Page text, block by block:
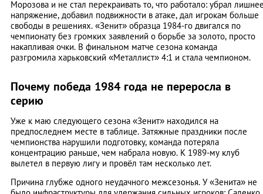
Морозова и не стал перекраивать то, что работало: убрал
напряжение, добавил подвижности в атаке, дал игрокам больше
свободы в решениях. «Зенит» образца 1984-го двигался по
чемпионату без громких заявлений о борьбе за золото, просто
накапливая очки. В финальном матче сезона команда
разгромила харьковский «Металлист» 4:1 и стала чемпионом.
Почему победа 1984 года не переросла в
серию
Уже к маю следующего сезона «Зенит» находился на
предпоследнем месте в таблице. Затяжные праздники после
чемпионства нарушили подготовку, команда потеряла
концентрацию раньше, чем набрала новую. К 1989-му клуб
вылетел в первую лигу и провёл там несколько лет.
Причина глубже одного неудачного межсезонья. У «Зенита» не